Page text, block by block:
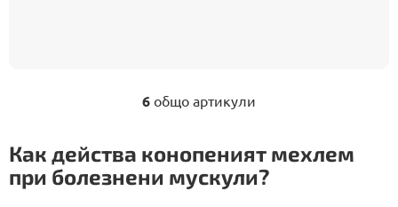
К
н
т
р
6 общо артикули
Как действа конопеният мехлем
при болезнени мускули?